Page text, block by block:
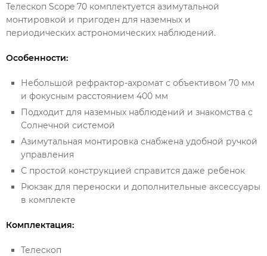
Телескоп Scope 70 комплектуется азимутальной
монтировкой и пригоден для наземных и
периодических астрономических наблюдений.
Особенности:
Небольшой рефрактор-ахромат с объективом 70 мм
и фокусным расстоянием 400 мм
Подходит для наземных наблюдений и знакомства с
Солнечной системой
Азимутальная монтировка снабжена удобной ручкой
управления
С простой конструкцией справится даже ребенок
Рюкзак для переноски и дополнительные аксессуары
в комплекте
Комплектация:
Телескоп